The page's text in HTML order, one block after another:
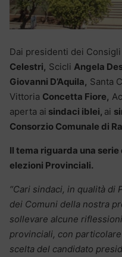
Dai presidenti dei
Celestri, Scicli Angela
Giovanni D’Aquila, Santa
Vittoria Concetta Fiore,
aperta ai sindaci iblei, ai
Consorzio Comunale di
Il tema riguarda una
elezioni Provinciali.
“Cari sindaci, in qualità
dei Comuni della nostra
sollevare alcune
provinciali, con
scelta del candidato